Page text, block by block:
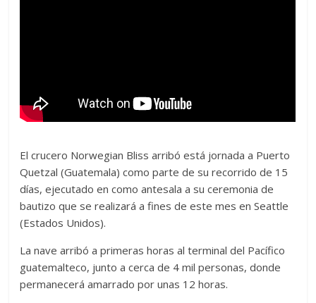
El crucero Norwegian Bliss arribó está jornada a Puerto
Quetzal (Guatemala) como parte de su recorrido de 15
días, ejecutado en como antesala a su ceremonia de
bautizo que se realizará a fines de este mes en Seattle
(Estados Unidos).
La nave arribó a primeras horas al terminal del Pacífico
guatemalteco, junto a cerca de 4 mil personas, donde
permanecerá amarrado por unas 12 horas.